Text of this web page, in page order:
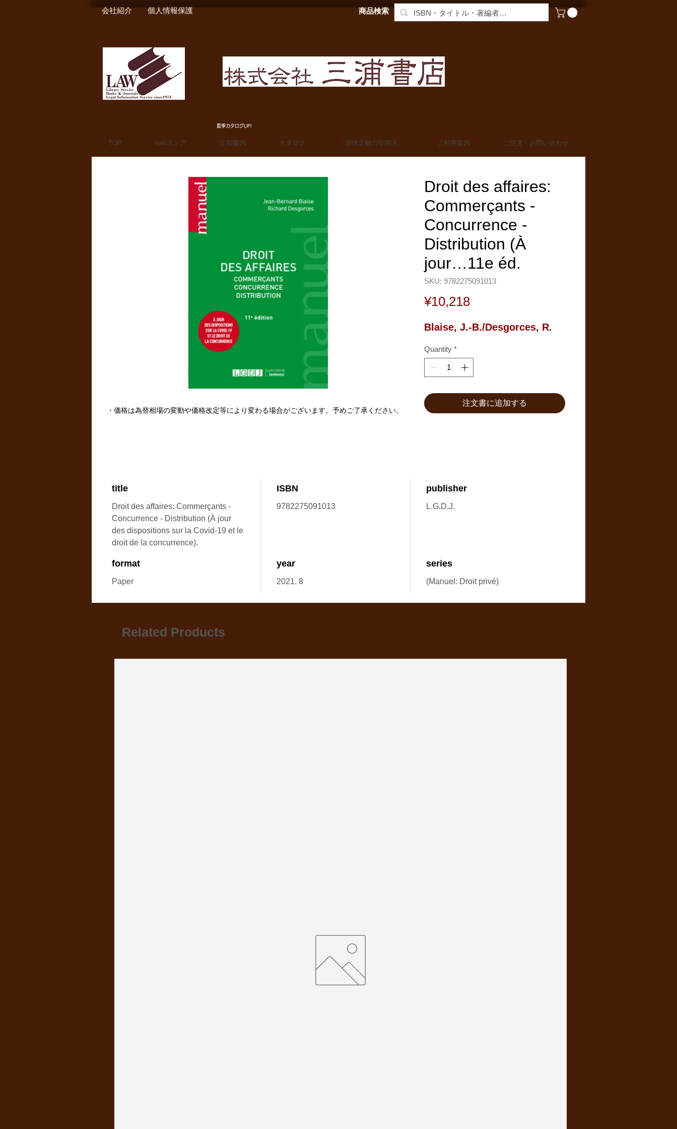
会社紹介 個人情報保護 商品検索
夏季カタログUP!
TOP webストア 定期案内 カタログ 「法律文献の引用法」 ご利用案内 ご注文・お問い合わせ
Droit des affaires:
Commerçants -
Concurrence -
Distribution (À
jour…11e éd.
SKU: 9782275091013
¥10,218Price
Blaise, J.-B./Desgorces, R.
Quantity *
注文書に追加する
title
Droit des affaires: Commerçants -
Concurrence - Distribution (À jour
des dispositions sur la Covid-19 et le
droit de la concurrence).
ISBN
9782275091013
publisher
L.G.D.J.
format
Paper
year
2021. 8
series
(Manuel: Droit privé)
・価格は為替相場の変動や価格改定等により変わる場合がございます。予めご了承ください。
Related Products